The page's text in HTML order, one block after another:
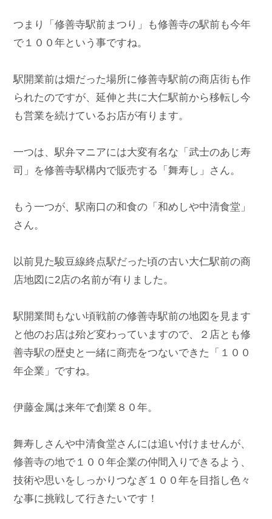
つまり「修善寺駅前まつり」も修善寺の駅前も今年
で１００年という事ですね。
駅開業前は畑だった場所に修善寺駅前の商店街も作
られたのですが、延伸と共に大仁駅前から移転し今
も営業を続けているお店が有ります。
一つは、駅弁マニアには大変有名な「武士のあじ寿
司」を修善寺駅構内で販売する「舞寿し」さん。
もう一つが、駅南口の和食の「和めしや中清食堂」
さん。
以前見た駿豆線終点駅だった頃の古い大仁駅前の商
店地図に2店の名前が有りました。
駅開業間もない頃戦前の修善寺駅前の地図を見ます
と他のお店は殆ど変わっていますので、２店とも修
善寺駅の歴史と一緒に商売をつないできた「１００
年企業」ですね。
伊藤金属は来年で創業８０年。
舞寿しさんや中清食堂さんには追い付けませんが、
修善寺の地で１００年企業の仲間入りできるよう、
技術や思いをしっかりつなぎ１００年を目指し色々
な事に挑戦して行きたいです！